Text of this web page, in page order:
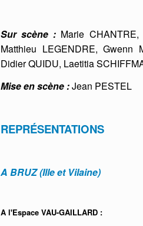
Sur scène : Marie CHANTRE,
Matthieu LEGENDRE, Gwenn
Didier QUIDU, Laetitia
Mise en scène :Jean PESTEL
REPRÉSENTATIONS
A BRUZ (Ille et Vilaine)
A l'Espace VAU-GAILLARD :